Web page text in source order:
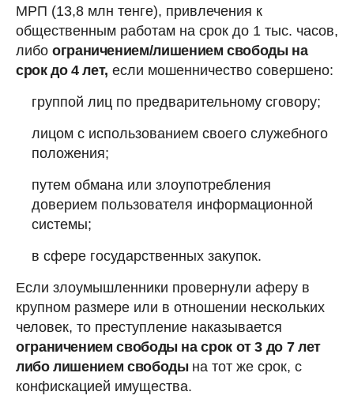
МРП (13,8 млн тенге), привлечения к
общественным работам на срок до 1 тыс. часов,
либо ограничением/лишением свободы на
срок до 4 лет, если мошенничество совершено:
группой лиц по предварительному сговору;
лицом с использованием своего служебного
положения;
путем обмана или злоупотребления
доверием пользователя информационной
системы;
в сфере государственных закупок.
Если злоумышленники провернули аферу в
крупном размере или в отношении нескольких
человек, то преступление наказывается
ограничением свободы на срок от 3 до 7 лет
либо лишением свободына тот же срок, с
конфискацией имущества.